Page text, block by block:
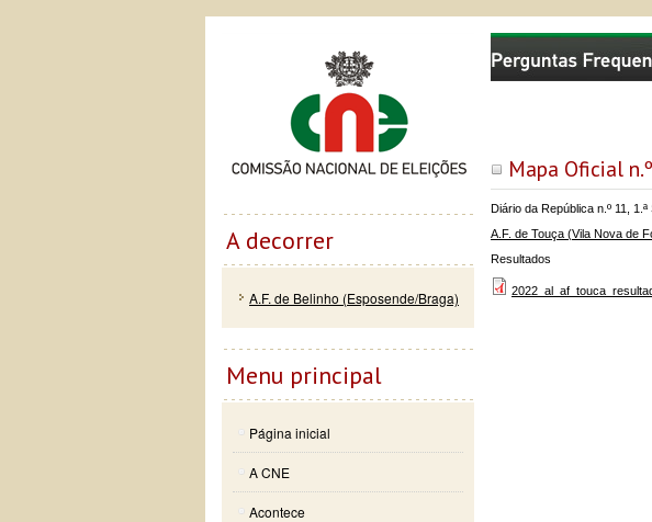
Mapa Oficial
Diário da República n.º 11,
A.F. de Touça (Vila Nova de
Resultados
Comissão Nacional de
A decorrer
A.F. de Belinho (Esposende/Braga)
Menu principal
Página inicial
A CNE
Acontece